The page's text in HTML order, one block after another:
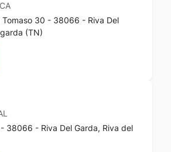
Tomaso 30 - 38066 - Riva Del
(TN)
38066 - Riva Del Garda, Riva del